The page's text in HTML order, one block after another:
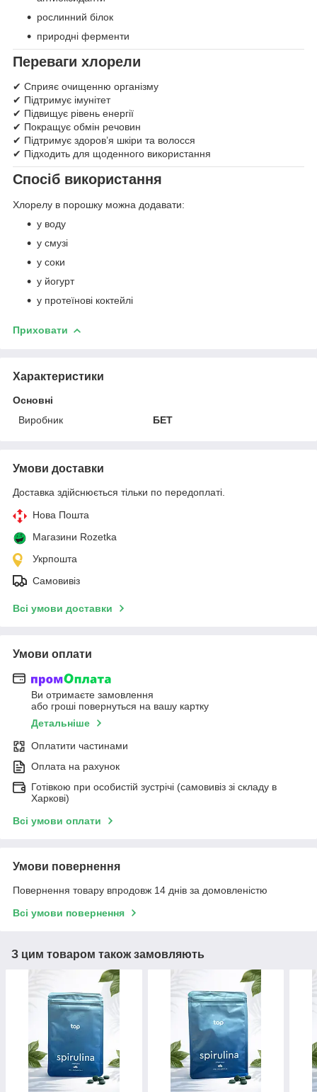
рослинний білок
природні ферменти
Переваги хлорели
✔ Сприяє очищенню організму
✔ Підтримує імунітет
✔ Підвищує рівень енергії
✔ Покращує обмін речовин
✔ Підтримує здоров’я шкіри та волосся
✔ Підходить для щоденного використання
Спосіб використання
Хлорелу в порошку можна додавати:
у воду
у смузі
у соки
у йогурт
у протеїнові коктейлі
Приховати
Характеристики
Основні
Виробник
БЕТ
Умови доставки
Доставка здійснюється тільки по передоплаті.
Нова Пошта
Магазини Rozetka
Укрпошта
Самовивіз
Всі умови доставки
Умови оплати
Ви отримаєте замовлення
або гроші повернуться на вашу картку
Детальніше
Оплатити частинами
Оплата на рахунок
Готівкою при особистій зустрічі (самовивіз зі складу в
Харкові)
Всі умови оплати
Умови повернення
Повернення товару впродовж 14 днів за домовленістю
Всі умови повернення
З цим товаром також замовляють